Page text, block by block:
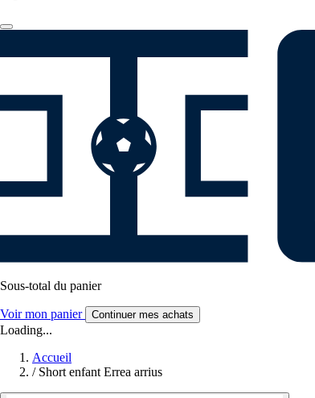
Sous-total du panier
Voir mon panier Continuer mes achats
Loading...
Accueil
/ Short enfant Errea arrius